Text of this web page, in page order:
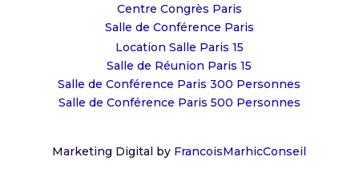
Centre Congrès Paris
Salle de Conférence Paris
Location Salle Paris 15
Salle de Réunion Paris 15
Salle de Conférence Paris 300 Personnes
Salle de Conférence Paris 500 Personnes
Marketing Digital by FrancoisMarhicConseil